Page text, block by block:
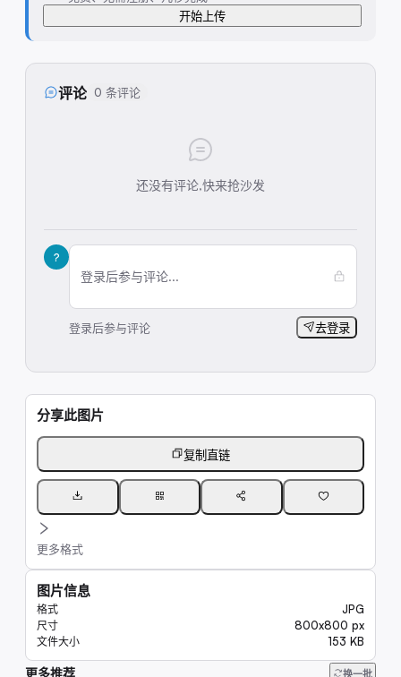
开始上传
评论 0 条评论
还没有评论,快来抢沙发
?
登录后参与评论...
登录后参与评论 去登录
分享此图片
复制直链
更多格式
图片信息
格式 JPG
尺寸 800x800 px
文件大小 153 KB
更多推荐 换一批
9.9K